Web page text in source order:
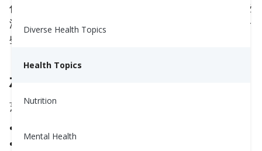
Diverse Health Topics
Health Topics
Nutrition
Mental Health
份！我在我的漢堡裡加了一些剩下的炒蘑菇，但這些
漢堡與許多其他蔬菜搭配也非常美味！甜椒增加了一
些甜味，你甚至可以添加不同的香草來增添風味！
材料：
烹飪時間：45分鐘
1個甜椒，切成四塊